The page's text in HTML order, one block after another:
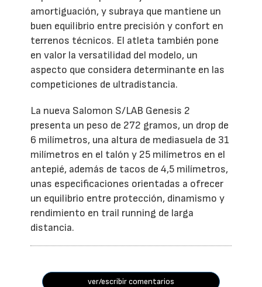
amortiguación, y subraya que mantiene un
buen equilibrio entre precisión y confort en
terrenos técnicos. El atleta también pone
en valor la versatilidad del modelo, un
aspecto que considera determinante en las
competiciones de ultradistancia.
La nueva Salomon S/LAB Genesis 2
presenta un peso de 272 gramos, un drop de
6 milímetros, una altura de mediasuela de 31
milímetros en el talón y 25 milímetros en el
antepié, además de tacos de 4,5 milímetros,
unas especificaciones orientadas a ofrecer
un equilibrio entre protección, dinamismo y
rendimiento en trail running de larga
distancia.
ver/escribir comentarios